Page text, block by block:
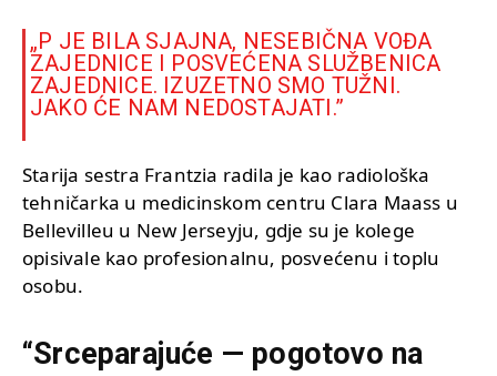
„P JE BILA SJAJNA, NESEBIČNA VOĐA
ZAJEDNICE I POSVEĆENA SLUŽBENICA
ZAJEDNICE. IZUZETNO SMO TUŽNI.
JAKO ĆE NAM NEDOSTAJATI.”
Starija sestra Frantzia radila je kao radiološka
tehničarka u medicinskom centru Clara Maass u
Bellevilleu u New Jerseyju, gdje su je kolege
opisivale kao profesionalnu, posvećenu i toplu
osobu.
“Srceparajuće — pogotovo na